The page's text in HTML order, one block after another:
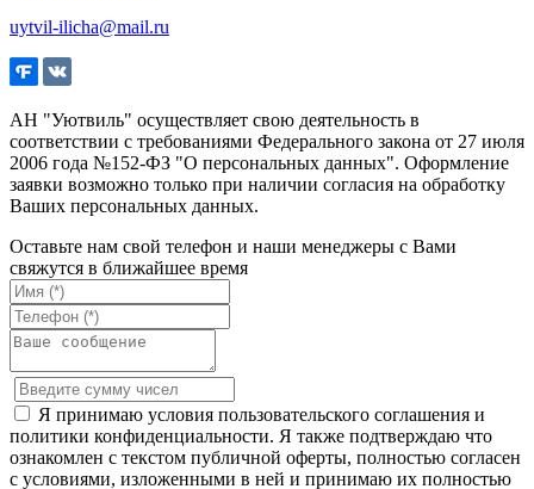
uytvil-ilicha@mail.ru
АН "Уютвиль" осуществляет свою деятельность в
соответствии с требованиями Федерального закона от 27 июля
2006 года №152-ФЗ "О персональных данных". Оформление
заявки возможно только при наличии согласия на обработку
Ваших персональных данных.
Оставьте нам свой телефон и наши менеджеры с Вами
свяжутся в ближайшее время
Я принимаю условия пользовательского соглашения и
политики конфиденциальности. Я также подтверждаю что
ознакомлен с текстом публичной оферты, полностью согласен
с условиями, изложенными в ней и принимаю их полностью